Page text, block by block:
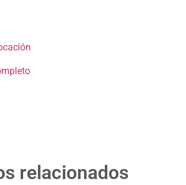
relacionados